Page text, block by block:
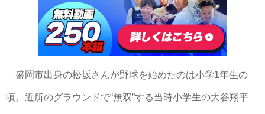
盛岡市出身の松坂さんが野球を始めたのは小学1年生の
頃。近所のグラウンドで“無双”する当時小学生の大谷翔平